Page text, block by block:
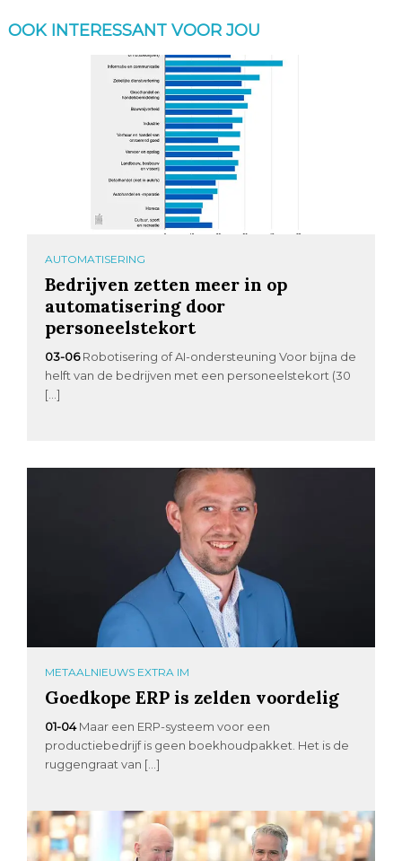
OOK INTERESSANT VOOR JOU
AUTOMATISERING
Bedrijven zetten meer in op
automatisering door
personeelstekort
03-06 Robotisering of AI-ondersteuning Voor bijna de
helft van de bedrijven met een personeelstekort (30
[…]
METAALNIEUWS EXTRA IM
Goedkope ERP is zelden voordelig
01-04 Maar een ERP-systeem voor een
productiebedrijf is geen boekhoudpakket. Het is de
ruggengraat van […]